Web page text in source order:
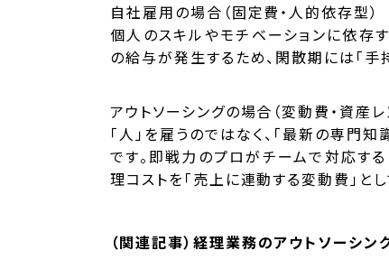
自社雇用の場合（固定費・人的依存型）
個人のスキルやモチベーションに依存
の給与が発生するため、閑散期には「手
アウトソーシングの場合（変動費・資産レ
「人」を雇うのではなく、「最新の専門
です。即戦力のプロがチームで対応す
理コストを「売上に連動する変動費」と
（関連記事） 経理業務のアウトソーシン